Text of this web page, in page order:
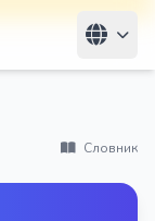
Словник